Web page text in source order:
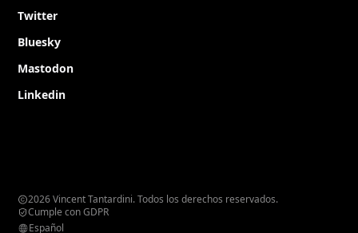
Twitter
Bluesky
Mastodon
Linkedin
2026 Vincent Tantardini. Todos los derechos reservados.
Cumple con GDPR
Español